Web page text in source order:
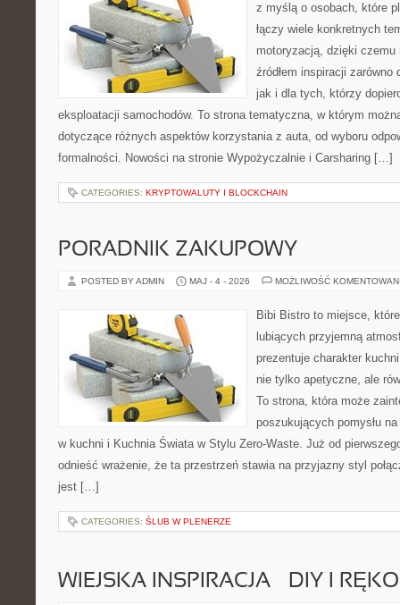
z myślą o osobach, które
łączy wiele konkretnych
motoryzacją, dzięki
źródłem inspiracji zarówno
jak i dla tych, którzy
eksploatacji samochodów. To strona tematyczna, w którym
dotyczące różnych aspektów korzystania z auta, od wyboru
formalności. Nowości na stronie Wypożyczalnie i Carsharing […]
CATEGORIES: KRYPTOWALUTY I BLOCKCHAIN
PORADNIK ZAKUPOWY
POSTED BY ADMIN MAJ - 4 - 2026 MOŻLIWOŚĆ
Bibi Bistro to miejsce,
lubiących przyjemną
prezentuje charakter
nie tylko apetyczne, ale
To strona, która może
poszukujących pomysłu
w kuchni i Kuchnia Świata w Stylu Zero-Waste. Już od
odnieść wrażenie, że ta przestrzeń stawia na przyjazny styl
jest […]
CATEGORIES: ŚLUB W PLENERZE
WIEJSKA INSPIRACJA – DIY I